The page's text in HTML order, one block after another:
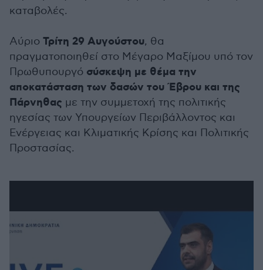
καταβολές.
Αύριο Τρίτη 29 Αυγούστου, θα
πραγματοποιηθεί στο Μέγαρο Μαξίμου υπό τον
Πρωθυπουργό σύσκεψη με θέμα την
αποκατάσταση των δασών του Έβρου και της
Πάρνηθας με την συμμετοχή της πολιτικής
ηγεσίας των Υπουργείων Περιβάλλοντος και
Ενέργειας και Κλιματικής Κρίσης και Πολιτικής
Προστασίας.